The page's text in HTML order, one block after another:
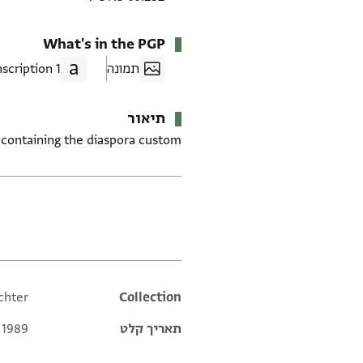
What's in the PGP
תמונה 1 Transcription
תיאור
the diaspora custom.
Additional metadata
Collection
תאריך קלט